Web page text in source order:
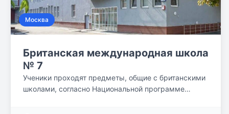
Москва
Британская международная школа
№ 7
Ученики проходят предметы, общие с британскими
школами, согласно Национальной программе